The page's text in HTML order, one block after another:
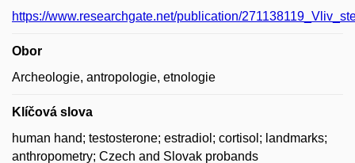
https://www.researchgate.net/publication/
Obor
Archeologie, antropologie, etnologie
Klíčová slova
human hand; testosterone; estradiol; cortisol; landmarks;
anthropometry; Czech and Slovak probands